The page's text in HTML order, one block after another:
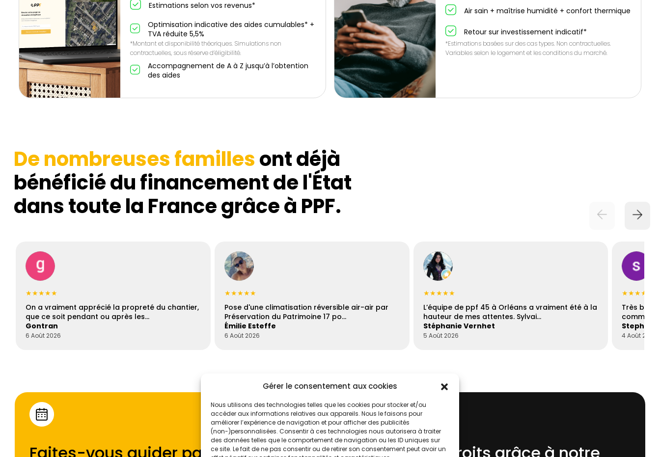
Gérer le consentement aux cookies
Nous utilisons des technologies telles que les cookies pour stocker et/ou
accéder aux informations relatives aux appareils. Nous le faisons pour
améliorer l’expérience de navigation et pour afficher des publicités
(non-)personnalisées. Consentir à ces technologies nous autorisera à traiter
des données telles que le comportement de navigation ou les ID uniques sur
ce site. Le fait de ne pas consentir ou de retirer son consentement peut avoir un
Estimations selon vos revenus*
Optimisation indicative des aides cumulables* +
TVA réduite 5,5%
*Montant et disponibilité théoriques. Simulations non
contractuelles, sous réserve d’éligibilité.
Accompagnement de A à Z jusqu’à l’obtention
des aides
Air sain + maîtrise humidité + confort thermique
Retour sur investissement indicatif*
*Estimations basées sur des cas types. Non contractuelles.
Variables selon le logement et les conditions du marché.
De nombreuses famillesont déjà
bénéficié du financement de l'État
dans toute la France grâce à PPF.
★★★★★
On a vraiment apprécié la propreté du chantier,
que ce soit pendant ou après les…
Gontran
6 Août 2026
★★★★★
Pose d'une climatisation réversible air-air par
Préservation du Patrimoine 17 po…
Émilie Esteffe
6 Août 2026
★★★★★
L’équipe de ppf 45 à Orléans a vraiment été à la
hauteur de mes attentes. Sylvai…
Stéphanie Vernhet
5 Août 2026
★★★★☆
Très
4 Août 2026